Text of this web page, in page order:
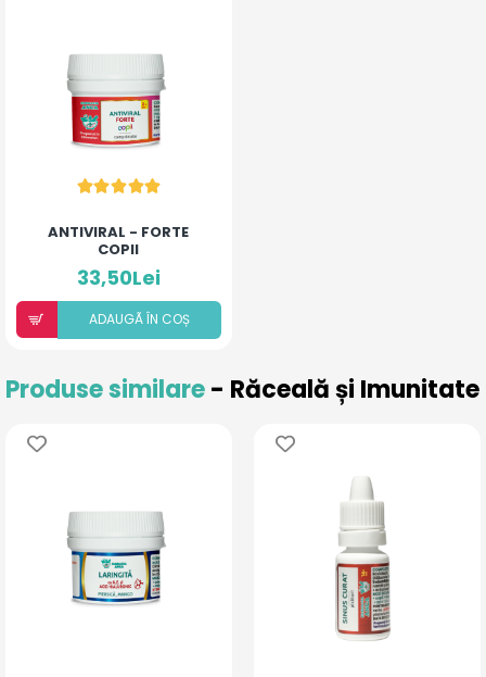
ANTIVIRAL - FORTE
COPII
33,50Lei
ADAUGÃ ÎN COȘ
Produse similare- Răceală și Imunitate